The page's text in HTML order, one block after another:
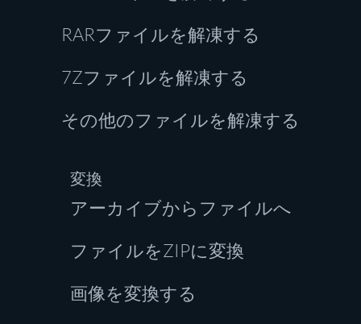
RARファイルを解凍する
7Zファイルを解凍する
その他のファイルを解凍する
変換
アーカイブからファイルへ
ファイルをZIPに変換
画像を変換する